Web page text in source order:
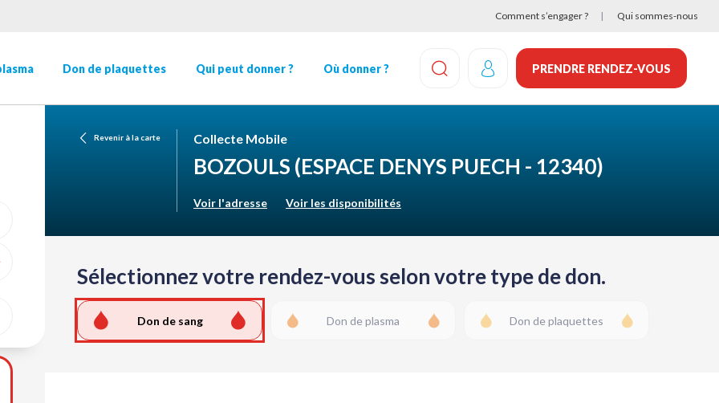
Comment s’engager ? Qui sommes-nous
Don de plaquettes Qui peut donner ? Où donner ?
EFFECTUEZ UNE RECHERCHE
PRENDRE RENDEZ-VOUS
GÉOLOCALISER
Revenir à la carte Collecte Mobile
BOZOULS (ESPACE DENYS PUECH - 12340)
Voir l'adresse Voir les disponibilités
Sélectionnez votre rendez-vous selon votre type de don.
Don de sang Don de plasma Don de plaquettes